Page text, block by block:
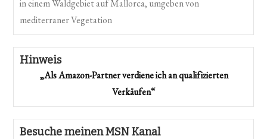
Hinweis
„Als Amazon-Partner verdiene ich an qualifizierten
Verkäufen“
Besuche meinen MSN Kanal